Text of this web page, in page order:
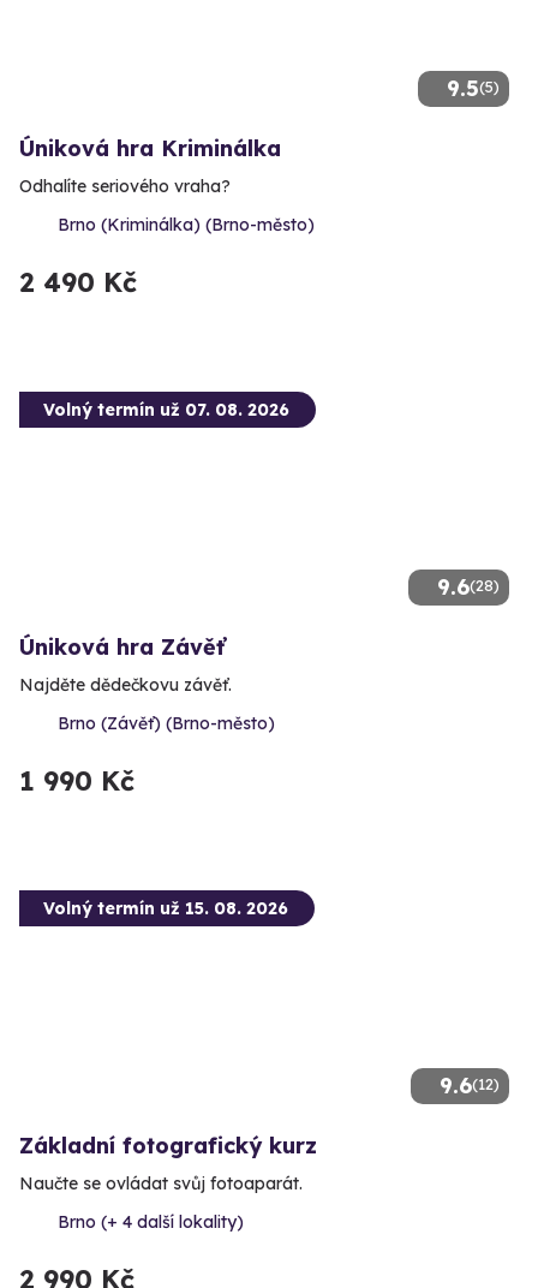
9.5(5)
Úniková hra Kriminálka
Odhalíte seriového vraha?
Brno (Kriminálka) (Brno-město)
2 490 Kč
9.6(28)
Volný termín už 07. 08. 2026
Úniková hra Závěť
Najděte dědečkovu závěť.
Brno (Závěť) (Brno-město)
1 990 Kč
9.6(12)
Volný termín už 15. 08. 2026
Základní fotografický kurz
Naučte se ovládat svůj fotoaparát.
Brno (+ 4 další lokality)
2 990 Kč